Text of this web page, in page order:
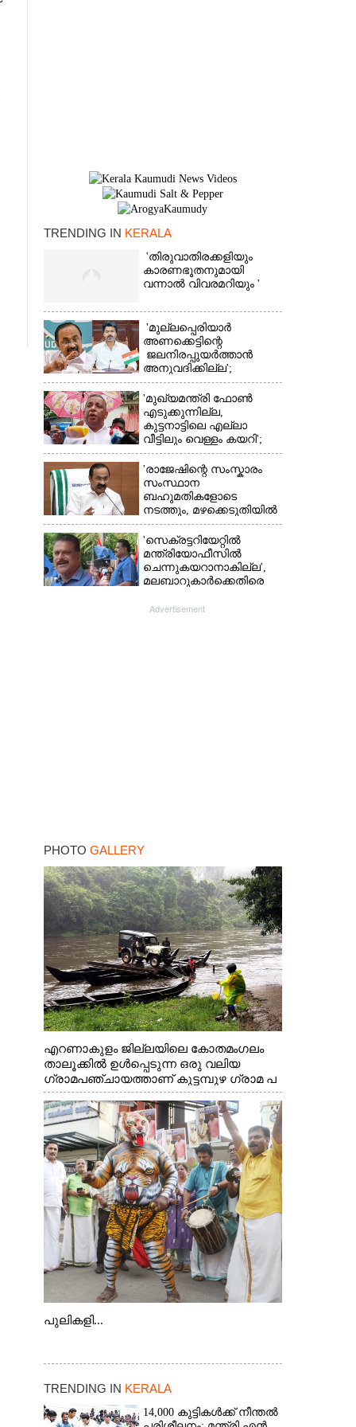
TRENDING IN KERALA
'തിരുവാതിരക്കളിയും
കാരണഭൂതനുമായി
വന്നാൽ വിവരമറിയും '
'മുല്ലപ്പെരിയാർ
അണക്കെട്ടിന്റെ
ജലനിരപ്പുയർത്താൻ
അനുവദിക്കില്ല';
തമിഴ്‌നാട്
സർക്കാരിനെതിരെ കേരളം
'മുഖ്യമന്ത്രി ഫോൺ
എടുക്കുന്നില്ല,
കുട്ടനാട്ടിലെ എല്ലാ
വീട്ടിലും വെള്ളം കയറി';
അതൃപ്‌തിയുമായി
ഭരണകക്ഷി എംഎൽഎ
'രാജേഷിന്റെ സംസ്കാരം
സംസ്ഥാന
ബഹുമതികളോടെ
നടത്തും, മഴക്കെടുതിയിൽ
നശിച്ച കടകൾക്കും
ധനസഹായം'
'സെക്രട്ടറിയേറ്റിൽ
മന്ത്രിയോഫീസിൽ
ചെന്നുകയറാനാകില്ല',
മലബാറുകാർക്കെതിരെ
പരാമർശവുമായി സിപിഎം
Advertisement
PHOTO GALLERY
എറണാകുളം ജില്ലയിലെ കോതമംഗലം
താലൂക്കിൽ ഉൾപ്പെടുന്ന ഒരു വലിയ
ഗ്രാമപഞ്ചായത്താണ് കുട്ടമ്പുഴ ഗ്രാമ പ
ഞ്ചായത്ത്. ആദിവാസി ഊരുകളായ
വെള്ളാരംകുത്ത്, കത്തിപ്പാറ, ഉറിയംപെട്ടി,
തേക്കല്ല്, വെട്ടിക്കല്ല്, മഞ്ചപ്പാറ എന്നീ
ആറു സ്ഥലങ്ങളിലേക്കുള്ള പ്രധാന
സഞ്ചാര മാർഗമാണ് ഈ കാണുന്ന
കടത്ത് വള്ളം
പുലികളി...
TRENDING IN KERALA
14,000 കുട്ടികൾക്ക് നീന്തൽ